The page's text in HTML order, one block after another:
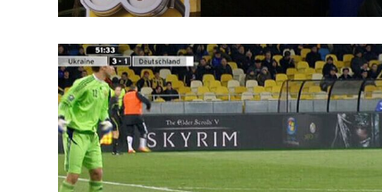
Skyrim Kampagne
für Cowana GmbH
Bethesda
Werbekampagne